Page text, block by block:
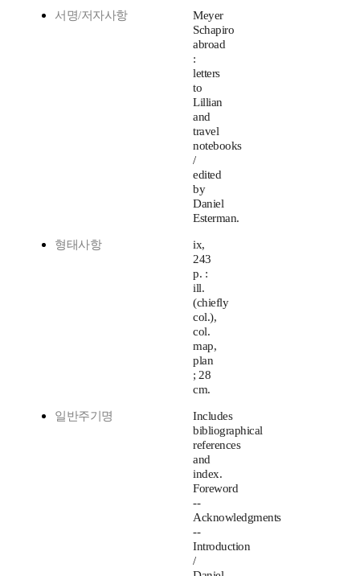
서명/저자사항
Meyer
Schapiro
abroad
:
letters
to
Lillian
and
travel
notebooks
/
edited
by
Daniel
Esterman.
형태사항
ix,
243
p. :
ill.
(chiefly
col.),
col.
map,
plan
; 28
cm.
일반주기명
Includes
bibliographical
references
and
index.
Foreword
--
Acknowledgments
--
Introduction
/